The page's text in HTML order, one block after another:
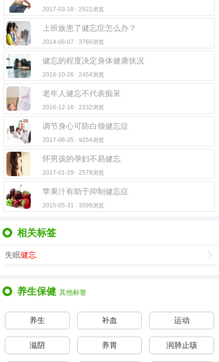
2017-03-18 · 2521浏览
上班族患了健忘症怎么办？
2014-06-07 · 3766浏览
健忘的程度决定身体健康状况
2016-10-26 · 2454浏览
老年人健忘不代表痴呆
2016-12-16 · 2332浏览
调节身心可防白领健忘症
2017-06-25 · 9254浏览
怀男孩的孕妇不易健忘
2017-01-29 · 2578浏览
苹果汁有助于抑制健忘症
2015-05-31 · 3599浏览
相关标签
失眠健忘
养生保健 其他标签
养生 补血 运动
滋阴 养胃 润肺止咳